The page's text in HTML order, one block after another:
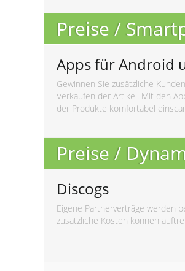
Preise /
Apps für Android
Gewinnen Sie zusätzliche
Verkaufen der Artikel. Mit den
der Produkte komfortabel
Preise /
Discogs
Eigene Partnerverträge werden
zusätzliche Kosten können